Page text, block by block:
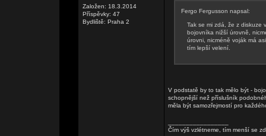
Založen: 18.3.2014
Příspěvky: 47
Bydliště: Praha 2
Fergo Fergusson napsal:
Tak se mi zdá, že z diskuze
bojovníka nižší úrovně,
úrovni, nicméně voják má
tím lepší velení.
V podstatě by to tak mělo být -
schopnější než příslušník
měla být samozřejmostí pro
Čím výš vzlétneme, tím menší se